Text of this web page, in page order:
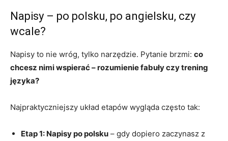
Napisy – po polsku, po angielsku, czy
wcale?
Napisy to nie wróg, tylko narzędzie. Pytanie brzmi: co
chcesz nimi wspierać – rozumienie fabuły czy trening
języka?
Najpraktyczniejszy układ etapów wygląda często tak:
Etap 1: Napisy po polsku – gdy dopiero zaczynasz z